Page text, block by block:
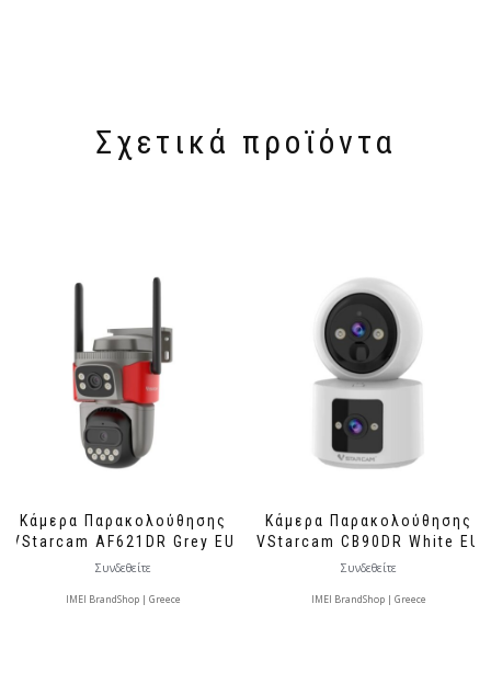
Σχετικά προϊόντα
Κάμερα Παρακολούθησης
VStarcam AF621DR Grey EU
Συνδεθείτε
IMEI BrandShop | Greece
Κάμερα Παρακολούθησης
VStarcam CB90DR White EU
Συνδεθείτε
IMEI BrandShop | Greece